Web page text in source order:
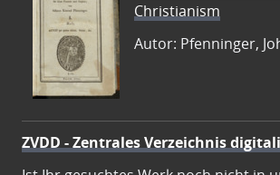
Christianism
Autor: Pfenninger,
ZVDD - Zentrales Verzeichnis